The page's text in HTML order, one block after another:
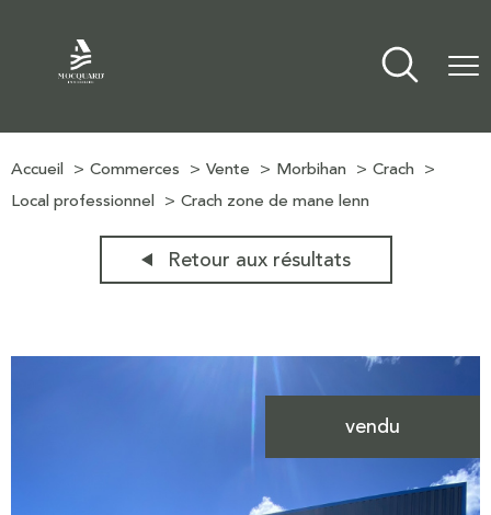
Accueil Commerces Vente Morbihan
Crach
Local professionnel
Crach zone de mane lenn
Retour aux résultats
vendu